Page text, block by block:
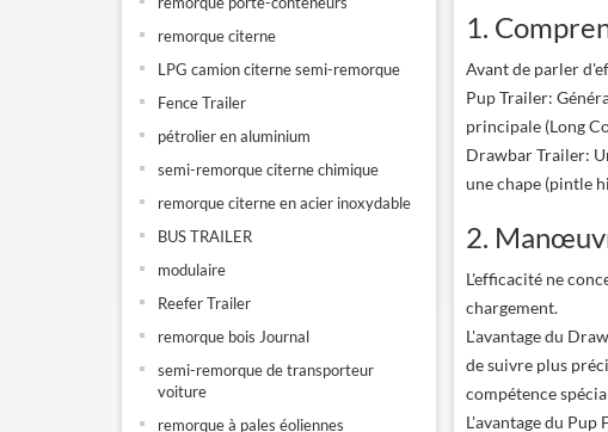
remorque citerne
LPG camion citerne semi-remorque
Fence Trailer
pétrolier en aluminium
semi-remorque citerne chimique
remorque citerne en acier inoxydable
BUS TRAILER
modulaire
Reefer Trailer
remorque bois Journal
semi-remorque de transporteur
voiture
remorque à pales éoliennes
1.
Avant de parler
Pup Trailer:
principale (Long
Drawbar Trailer:
une chape (pintle
2.
L'efficacité ne
chargement.
L'avantage du
de suivre plus
compétence
L'avantage du